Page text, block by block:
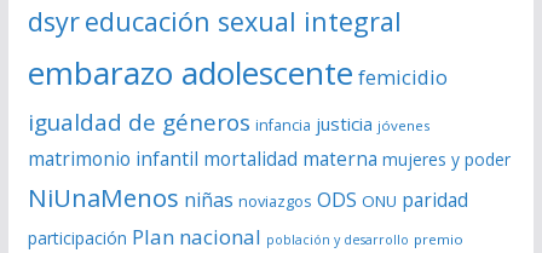
dsyreducación sexual integral
embarazo adolescente femicidio
igualdad de géneros infancia justicia jóvenes
matrimonio infantil mortalidad materna mujeres y poder
NiUnaMenos niñas noviazgos ODS ONU paridad
participación Plan nacional población y desarrollo premio